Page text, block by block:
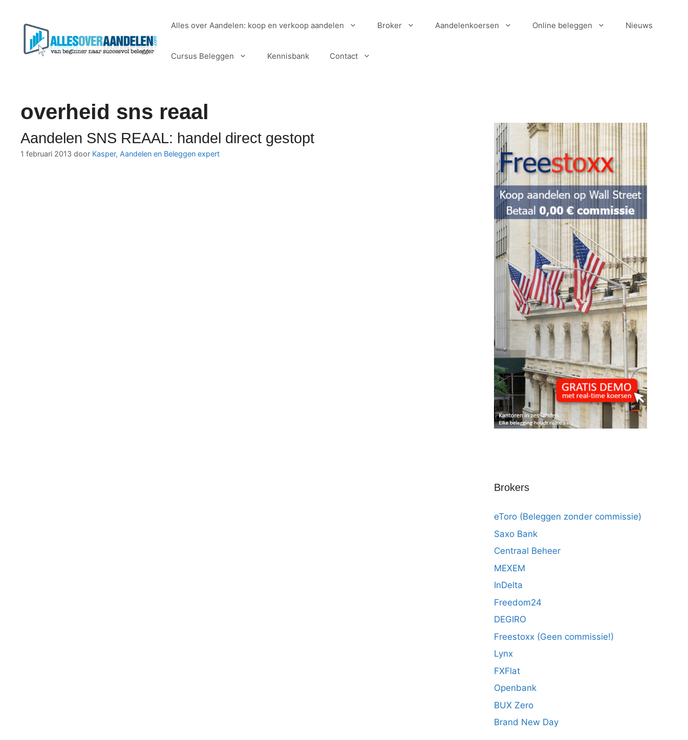
Alles over Aandelen: koop en verkoop aandelen Broker Aandelenkoersen Online beleggen Nieuws
Cursus Beleggen Kennisbank Contact
overheid sns reaal
Aandelen SNS REAAL: handel direct gestopt
1 februari 2013 door Kasper, Aandelen en Beleggen expert
Brokers
eToro (Beleggen zonder commissie)
Saxo Bank
Centraal Beheer
MEXEM
InDelta
Freedom24
DEGIRO
Freestoxx (Geen commissie!)
Lynx
FXFlat
Openbank
BUX Zero
Brand New Day